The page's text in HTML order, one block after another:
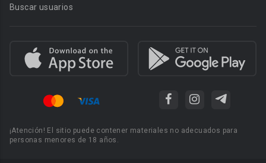
Buscar usuarios
¡Atención! El sitio puede contener materiales no adecuados para
personas menores de 18 años.